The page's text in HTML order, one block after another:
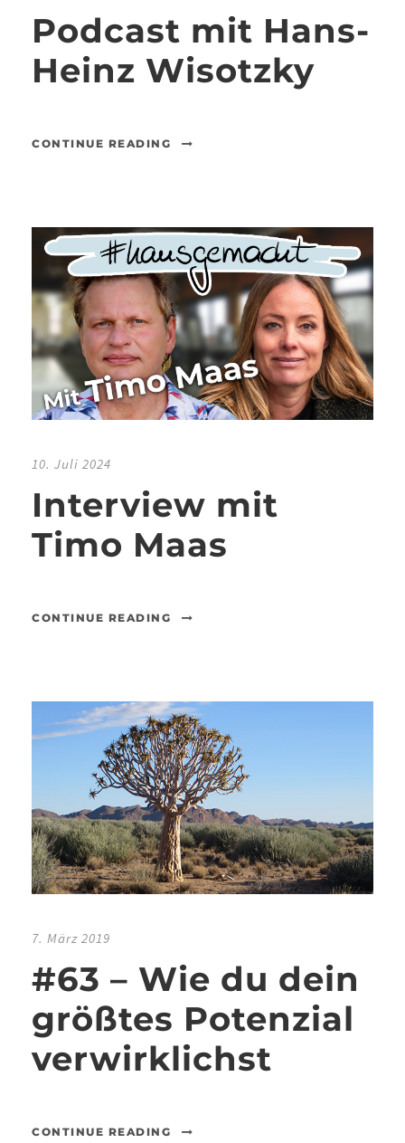
Podcast mit Hans-
Heinz Wisotzky
CONTINUE READING
10. Juli 2024
Interview mit
Timo Maas
CONTINUE READING
7. März 2019
#63 – Wie du dein
größtes Potenzial
verwirklichst
CONTINUE READING